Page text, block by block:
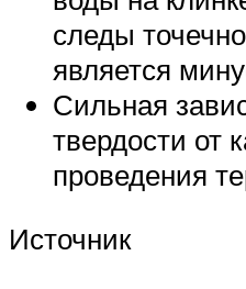
следы
является
Сильная
твердости от
проведения
Источник